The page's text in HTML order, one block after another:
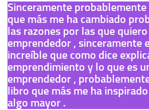
Sinceramente
que más me ha cambiado
las razones por las que
emprendedor , sinceramente
increíble que como dice
emprendimiento y lo que es
emprendedor ,
libro que más me ha
algo mayor .